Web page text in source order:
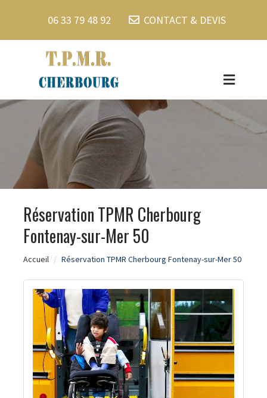
06 33 79 48 92 CONTACT & DEVIS
Réservation TPMR Cherbourg
Fontenay-sur-Mer 50
Accueil Réservation TPMR Cherbourg Fontenay-sur-Mer 50